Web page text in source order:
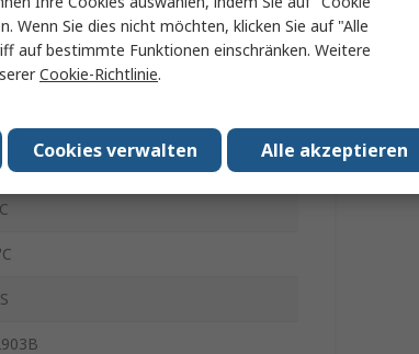
Wenn Sie dies nicht möchten, klicken Sie auf "Alle
auf bestimmte Funktionen einschränken. Weitere
Cookie-Richtlinie.
Alle akzeptieren
Cookies verwalten